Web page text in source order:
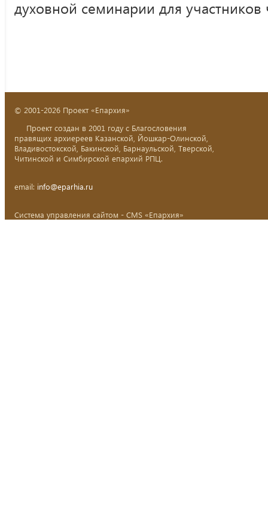
духовной семинарии для участников
© 2001-2026 Проект «Епархия»
Проект создан в 2001 году с Благословения
правящих архиереев Казанской, Йошкар-Олинской,
Владивостокской, Бакинской, Барнаульской, Тверской,
Читинской и Симбирской епархий РПЦ.
email: info@eparhia.ru
Система управления сайтом - CMS «Епархия»